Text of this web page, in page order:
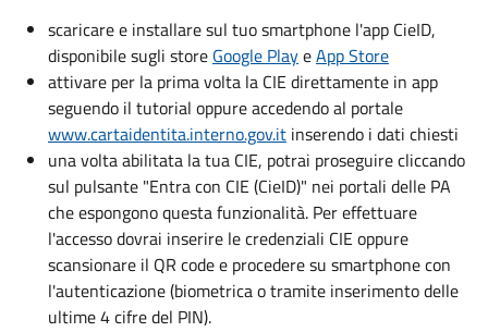
scaricare e installare sul tuo smartphone l'app CieID,
disponibile sugli store Google PlayeApp Store
attivare per la prima volta la CIE direttamente in app
seguendo il tutorial oppure accedendo al portale
www.cartaidentita.interno.gov.it inserendo i dati chiesti
una volta abilitata la tua CIE, potrai proseguire cliccando
sul pulsante "Entra con CIE (CieID)" nei portali delle PA
che espongono questa funzionalità. Per effettuare
l'accesso dovrai inserire le credenziali CIE oppure
scansionare il QR code e procedere su smartphone con
l'autenticazione (biometrica o tramite inserimento delle
ultime 4 cifre del PIN).